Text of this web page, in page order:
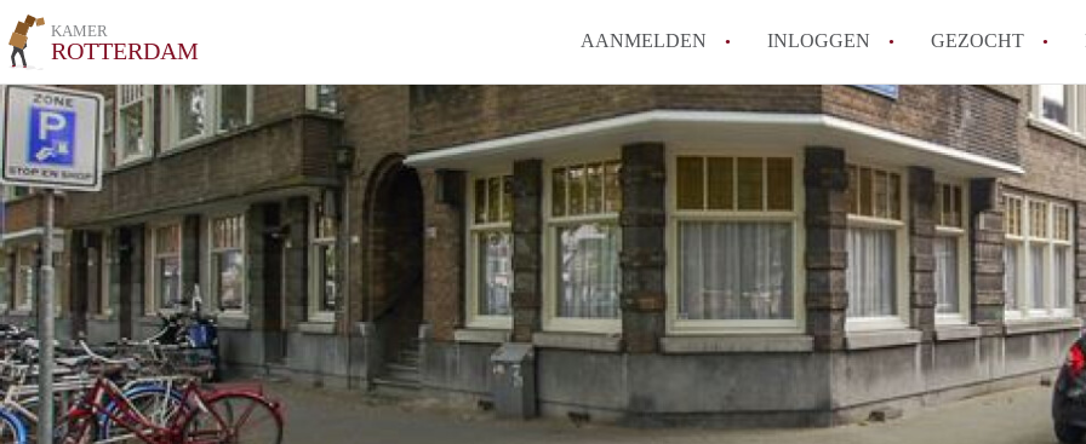
KAMER
ROTTERDAM AANMELDEN INLOGGEN GEZOCHT
Moet ik mij inschrijven bij de
Rotterdam?
Hoe groot is de kans dat ik
Wat kost een studentenkamer
In welke wijken van
Hoe vind ik een kamer in
Alle veelgestelde vragen